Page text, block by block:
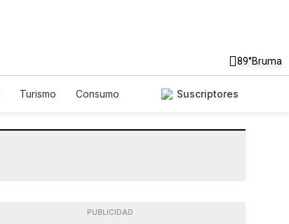
89°Bruma
Turismo
Consumo
Suscriptores
PUBLICIDAD